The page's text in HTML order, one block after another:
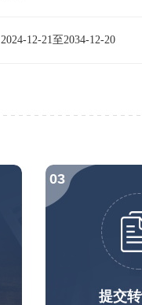
2024-12-21至2034-12-20
提交